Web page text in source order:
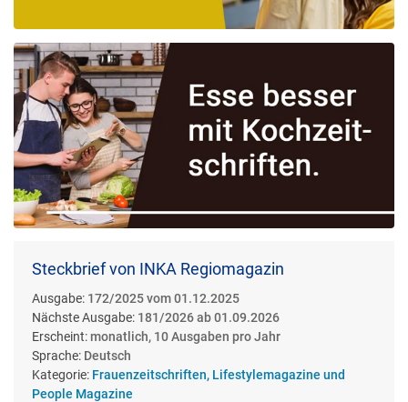
Steckbrief von INKA Regiomagazin
Ausgabe: 172/2025 vom 01.12.2025
Nächste Ausgabe: 181/2026 ab 01.09.2026
Erscheint: monatlich, 10 Ausgaben pro Jahr
Sprache: Deutsch
Kategorie: Frauenzeitschriften, Lifestylemagazine und
People Magazine